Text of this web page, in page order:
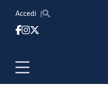
Accedi